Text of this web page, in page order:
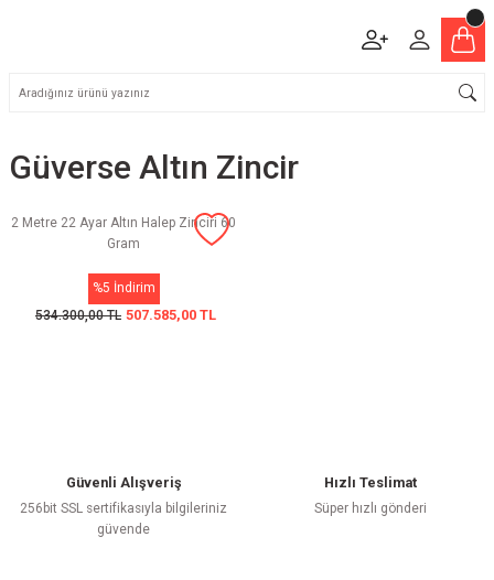
Güverse Altın Zincir
2 Metre 22 Ayar Altın Halep Zinciri 60
Gram
%5 İndirim
534.300,00 TL 507.585,00 TL
Güvenli Alışveriş
256bit SSL sertifikasıyla bilgileriniz
güvende
Hızlı Teslimat
Süper hızlı gönderi